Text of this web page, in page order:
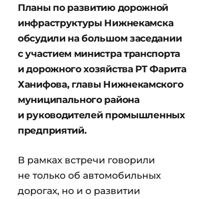
Планы по развитию дорожной
инфраструктуры Нижнекамска
обсудили на большом заседании
с участием министра транспорта
и дорожного хозяйства РТ Фарита
Ханифова, главы Нижнекамского
муниципального района
и руководителей промышленных
предприятий.
В рамках встречи говорили
не только об автомобильных
дорогах, но и о развитии